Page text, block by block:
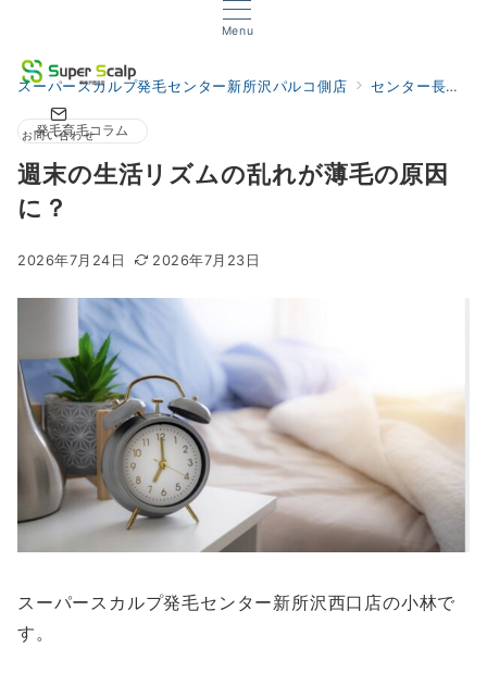
Menu
お問い合わせ
スーパースカルプ発毛センター新所沢パルコ側店 センター長の発毛サロンブログ
発毛育毛コラム
週末の生活リズムの乱れが薄毛の原因
に？
2026年7月24日 2026年7月23日
スーパースカルプ発毛センター新所沢西口店の小林で
す。